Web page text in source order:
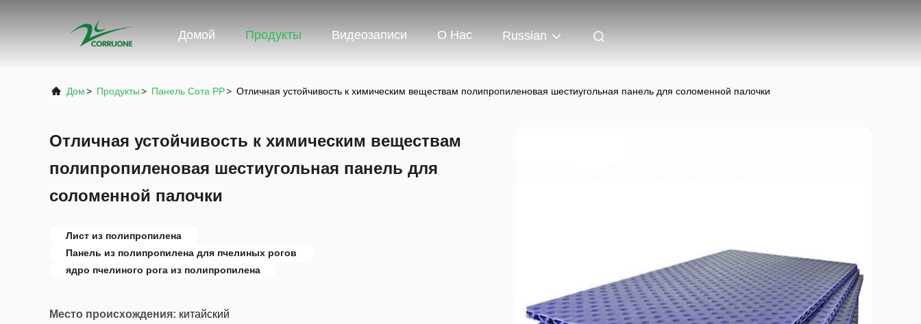
Домой Продукты Видеозаписи О Нас Russian
Дом> Продукты> Панель Сота PP> Отличная устойчивость к химическим веществам полипропиленовая шестиугольная панель для соломенной палочки
Отличная устойчивость к химическим веществам
полипропиленовая шестиугольная панель для
соломенной палочки
Лист из полипропилена
Панель из полипропилена для пчелиных рогов
ядро пчелиного рога из полипропилена
Место происхождения: китайский